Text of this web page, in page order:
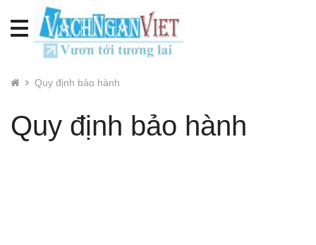
Quy định bảo hành
Quy định bảo hành